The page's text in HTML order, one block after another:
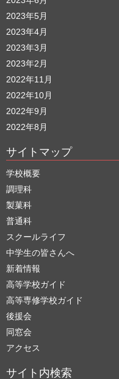
2023年5月
2023年4月
2023年3月
2023年2月
2022年11月
2022年10月
2022年9月
2022年8月
サイトマップ
学校概要
調理科
製菓科
普通科
スクールライフ
中学生の皆さんへ
新着情報
高等学校ガイド
高等専修学校ガイド
後援会
同窓会
アクセス
サイト内検索